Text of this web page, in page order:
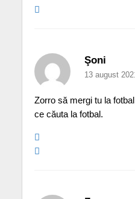
Şoni
13 august
Zorro să mergi tu la
ce căuta la fotbal.